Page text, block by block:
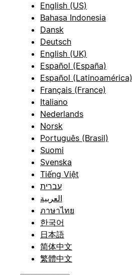
English (US)
Bahasa Indonesia
Dansk
Deutsch
English (UK)
Español (España)
Español (Latinoamérica)
Français (France)
Italiano
Nederlands
Norsk
Português (Brasil)
Suomi
Svenska
Tiếng Việt
עברית
العربية
ภาษาไทย
한국어
日本語
简体中文
繁體中文